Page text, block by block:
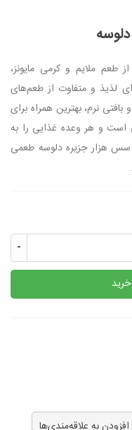
طعم ملایم و کرمی مایونز،
لذیذ و متفاوت از طعم‌های
نرم، بهترین همراه برای
است و هر وعده غذایی را به
هزار جزیره دلوسه طعمی
-
افزودن به علاقه‌مندی‌ها